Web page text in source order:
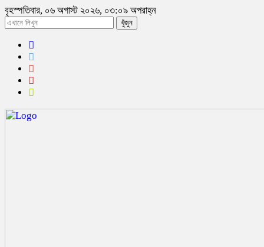
বৃহস্পতিবার, ০৬ অগাস্ট ২০২৬, ০৩:০৯ অপরাহ্ন
খুঁজুন